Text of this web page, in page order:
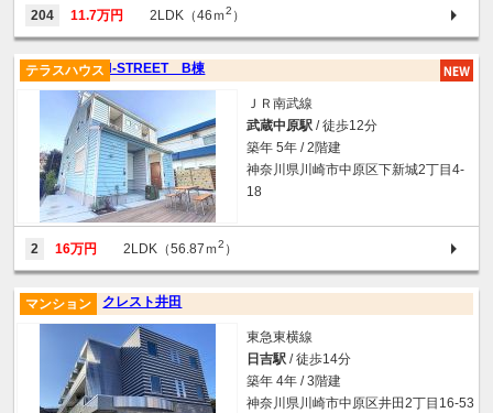
204 11.7万円 2LDK（46ｍ2 ）
N-STREET B棟
テラスハウス
ＪＲ南武線
武蔵中原駅 / 徒歩12分
築年 5年 / 2階建
神奈川県川崎市中原区下新城2丁目4-
18
2 16万円 2LDK（56.87ｍ2 ）
クレスト井田
マンション
東急東横線
日吉駅 / 徒歩14分
築年 4年 / 3階建
神奈川県川崎市中原区井田2丁目16-53